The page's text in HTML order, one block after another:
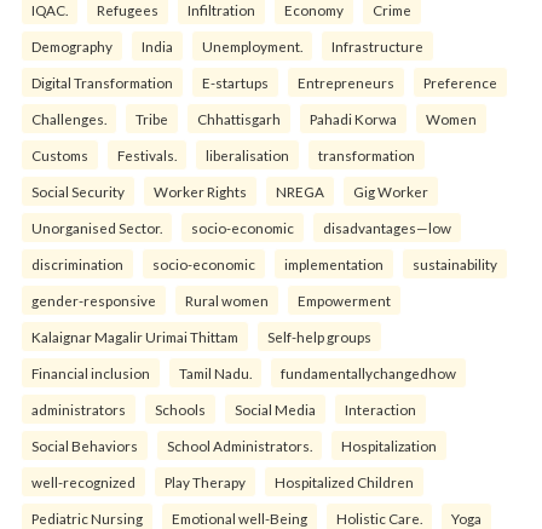
IQAC. Refugees Infiltration Economy Crime
Demography India Unemployment. Infrastructure
Digital Transformation E-startups Entrepreneurs Preference
Challenges. Tribe Chhattisgarh Pahadi Korwa Women
Customs Festivals. liberalisation transformation
Social Security Worker Rights NREGA Gig Worker
Unorganised Sector. socio-economic disadvantages—low
discrimination socio-economic implementation sustainability
gender-responsive Rural women Empowerment
Kalaignar Magalir Urimai Thittam Self-help groups
Financial inclusion Tamil Nadu. fundamentallychangedhow
administrators Schools Social Media Interaction
Social Behaviors School Administrators. Hospitalization
well-recognized Play Therapy Hospitalized Children
Pediatric Nursing Emotional well-Being Holistic Care. Yoga